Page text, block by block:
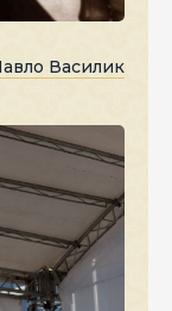
Василик